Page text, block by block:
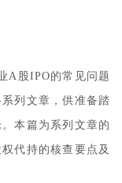
A股IPO的常见问题
列文章，供准备踏
本篇为系列文章的
代持的核查要点及